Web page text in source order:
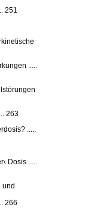
251
.....
263
.....
Dosis .....
und
266